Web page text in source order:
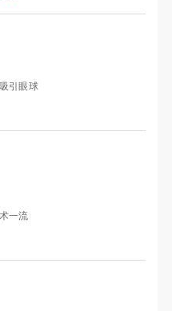
引眼球
一流